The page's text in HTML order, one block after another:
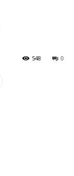
0
548